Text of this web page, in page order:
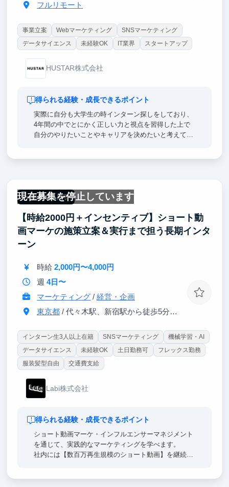
フルリモート
事業立案 Webマーケティング
SNSマーケティング
データサイエンス
未経験OK IT業界 スタートアップ
HUSTAR株式会社
得られる経験・成長できるポイント
実際に自分も大学生の時インターン探しをしており、
4年間の中でとにかく正しい力と視点を習得した上で
自分のやりたいことやキャリアを決めたいと考えてい
実際にインターンをしてみて、努力しました。
するとインターンをする前よりも企業の見え方や自分
のキャリアへの考え方が大きく変わり新しい視点で物
事を見れるようになりました。 だからこそ、弊社で
働くインターン生にも同じように新しい視点や新しい
いと思います。
現在募集を停止しています
一部リモート可
【時給2000円＋インセンティブ】ショート動
画マーケの施策立案＆実行まで担う長期インタ
ーン
時給 2,000円〜4,000円
週 4日〜
マーケティング/ 経営・企画
東京都/ 代々木駅、新宿駅から徒歩5分。南新宿駅から徒歩1分
インターン生3人以上在籍 SNSマーケティング
機械学習・AI
データサイエンス
未経験OK 土日勤務可
フレックス勤務
服装髪型自由
交通費支給
Labi株式会社
得られる経験・成長できるポイント
ショート動画マーケ・インフルエンサーマネジメント
を通じて、実践的なマーケティングを学べます。
社内には【数百万再生規模のショート動画】を継続的